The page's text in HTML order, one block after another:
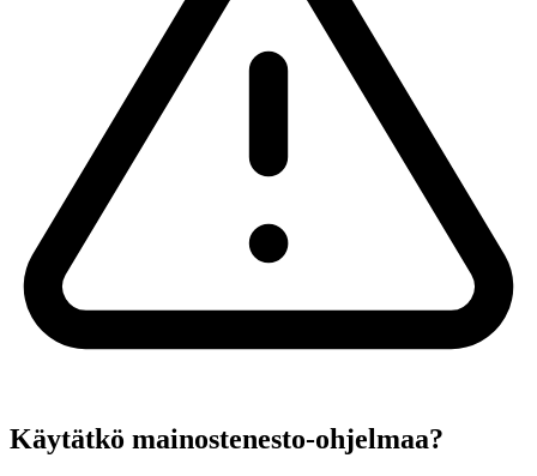
Käytätkö mainostenesto-ohjelmaa?